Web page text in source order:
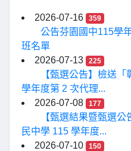
2026-07-16 359
公告芬園國中115學
班名單
2026-07-13
225
【甄選公告】檢送
學年度第 2 次代理...
2026-07-08
177
【甄選結果暨甄選
民中學 115 學年度...
2026-07-10
150